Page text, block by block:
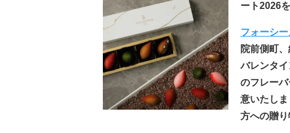
ート2026
フォーシ
院前側町
バレンタ
のフレー
意いたし
方への贈り